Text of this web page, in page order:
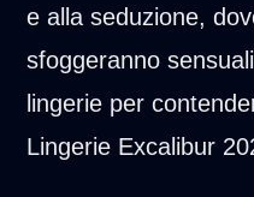
e alla seduzione,
sfoggeranno
lingerie per
Lingerie Excalibur